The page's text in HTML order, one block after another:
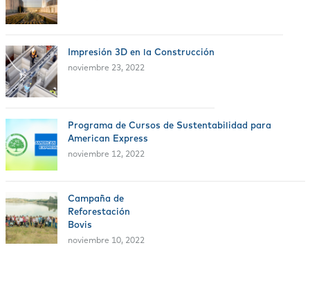
Impresión 3D en la Construcción
noviembre 23, 2022
Programa de Cursos de Sustentabilidad para
American Express
noviembre 12, 2022
Campaña de
Reforestación
Bovis
noviembre 10, 2022